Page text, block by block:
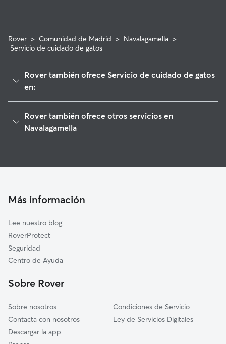
Rover > Comunidad de Madrid > Navalagamella >
Servicio de cuidado de gatos
Rover también ofrece Servicio de cuidado de gatos
en:
Fresnedillas de la Oliva
Villanueva de la Cañada
Zarzalejo
Villanueva del Pardillo
Navas del Rey
Robledo de Chavela
Rover también ofrece otros servicios en
Navalagamella
Cuidado de mascota en Navalagamella
Más información
Lee nuestro blog
RoverProtect
Seguridad
Centro de Ayuda
Sobre Rover
Sobre nosotros
Contacta con nosotros
Descargar la app
Condiciones de Servicio
Ley de Servicios Digitales